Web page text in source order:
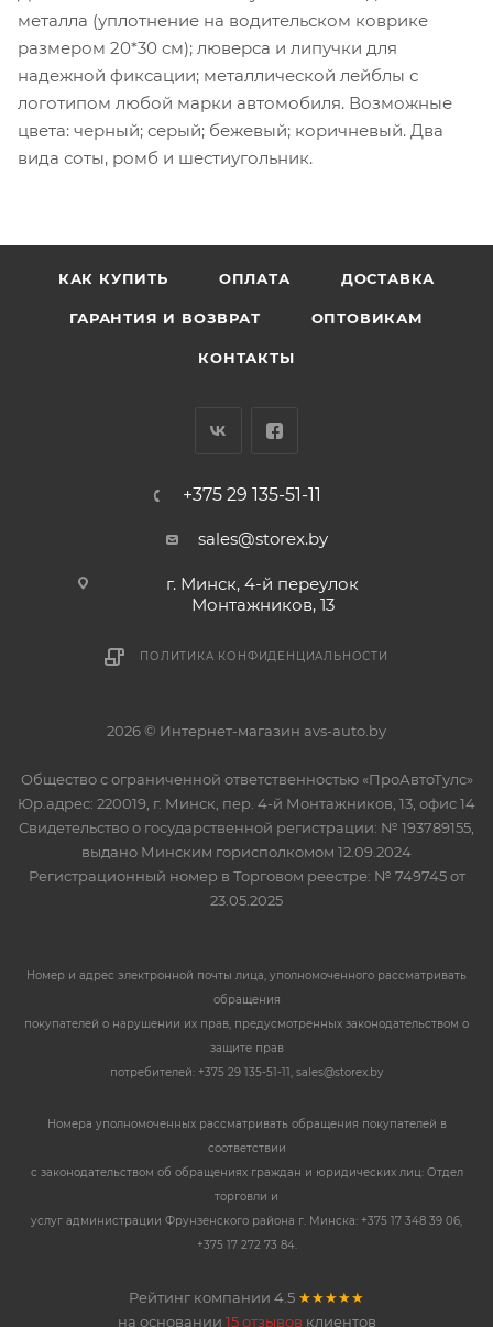
металла (уплотнение на водительском коврике
размером 20*30 см); люверса и липучки для
надежной фиксации; металлической лейблы с
логотипом любой марки автомобиля. Возможные
цвета: черный; серый; бежевый; коричневый. Два
вида соты, ромб и шестиугольник.
КАК КУПИТЬ ОПЛАТА ДОСТАВКА
ГАРАНТИЯ И ВОЗВРАТ ОПТОВИКАМ
КОНТАКТЫ
+375 29 135-51-11
sales@storex.by
г. Минск, 4-й переулок
Монтажников, 13
ПОЛИТИКА КОНФИДЕНЦИАЛЬНОСТИ
2026 © Интернет-магазин avs-auto.by
Общество с ограниченной ответственностью «ПроАвтоТулс»
Юр.адрес: 220019, г. Минск, пер. 4-й Монтажников, 13, офис 14
Свидетельство о государственной регистрации: № 193789155,
выдано Минским горисполкомом 12.09.2024
Регистрационный номер в Торговом реестре: № 749745 от
23.05.2025
Номер и адрес электронной почты лица, уполномоченного рассматривать
обращения
покупателей о нарушении их прав, предусмотренных законодательством о
защите прав
потребителей: +375 29 135-51-11, sales@storex.by
Номера уполномоченных рассматривать обращения покупателей в
соответствии
с законодательством об обращениях граждан и юридических лиц: Отдел
торговли и
услуг администрации Фрунзенского района г. Минска: +375 17 348 39 06,
+375 17 272 73 84.
Рейтинг компании 4.5 ★★★★★
на основании 15 отзывов клиентов